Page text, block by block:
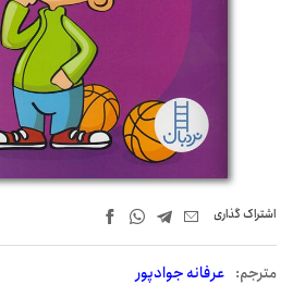
اشتراک‌ گذاری
مترجم: عرفانه جوادپور